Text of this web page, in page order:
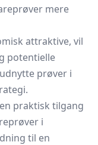
mere
attraktive, vil
potentielle
prøver i
praktisk tilgang
i
til en